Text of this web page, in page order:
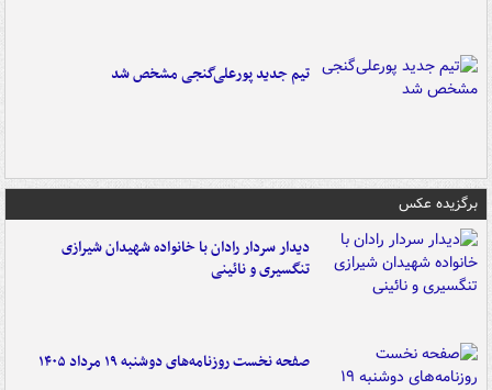
تیم جدید پورعلی‌گنجی مشخص شد
برگزیده عکس
دیدار سردار رادان با خانواده‌ شهیدان شیرازی
تنگسیری و نائینی
صفحه نخست روزنامه‌های دوشنبه ۱۹ مرداد ۱۴۰۵